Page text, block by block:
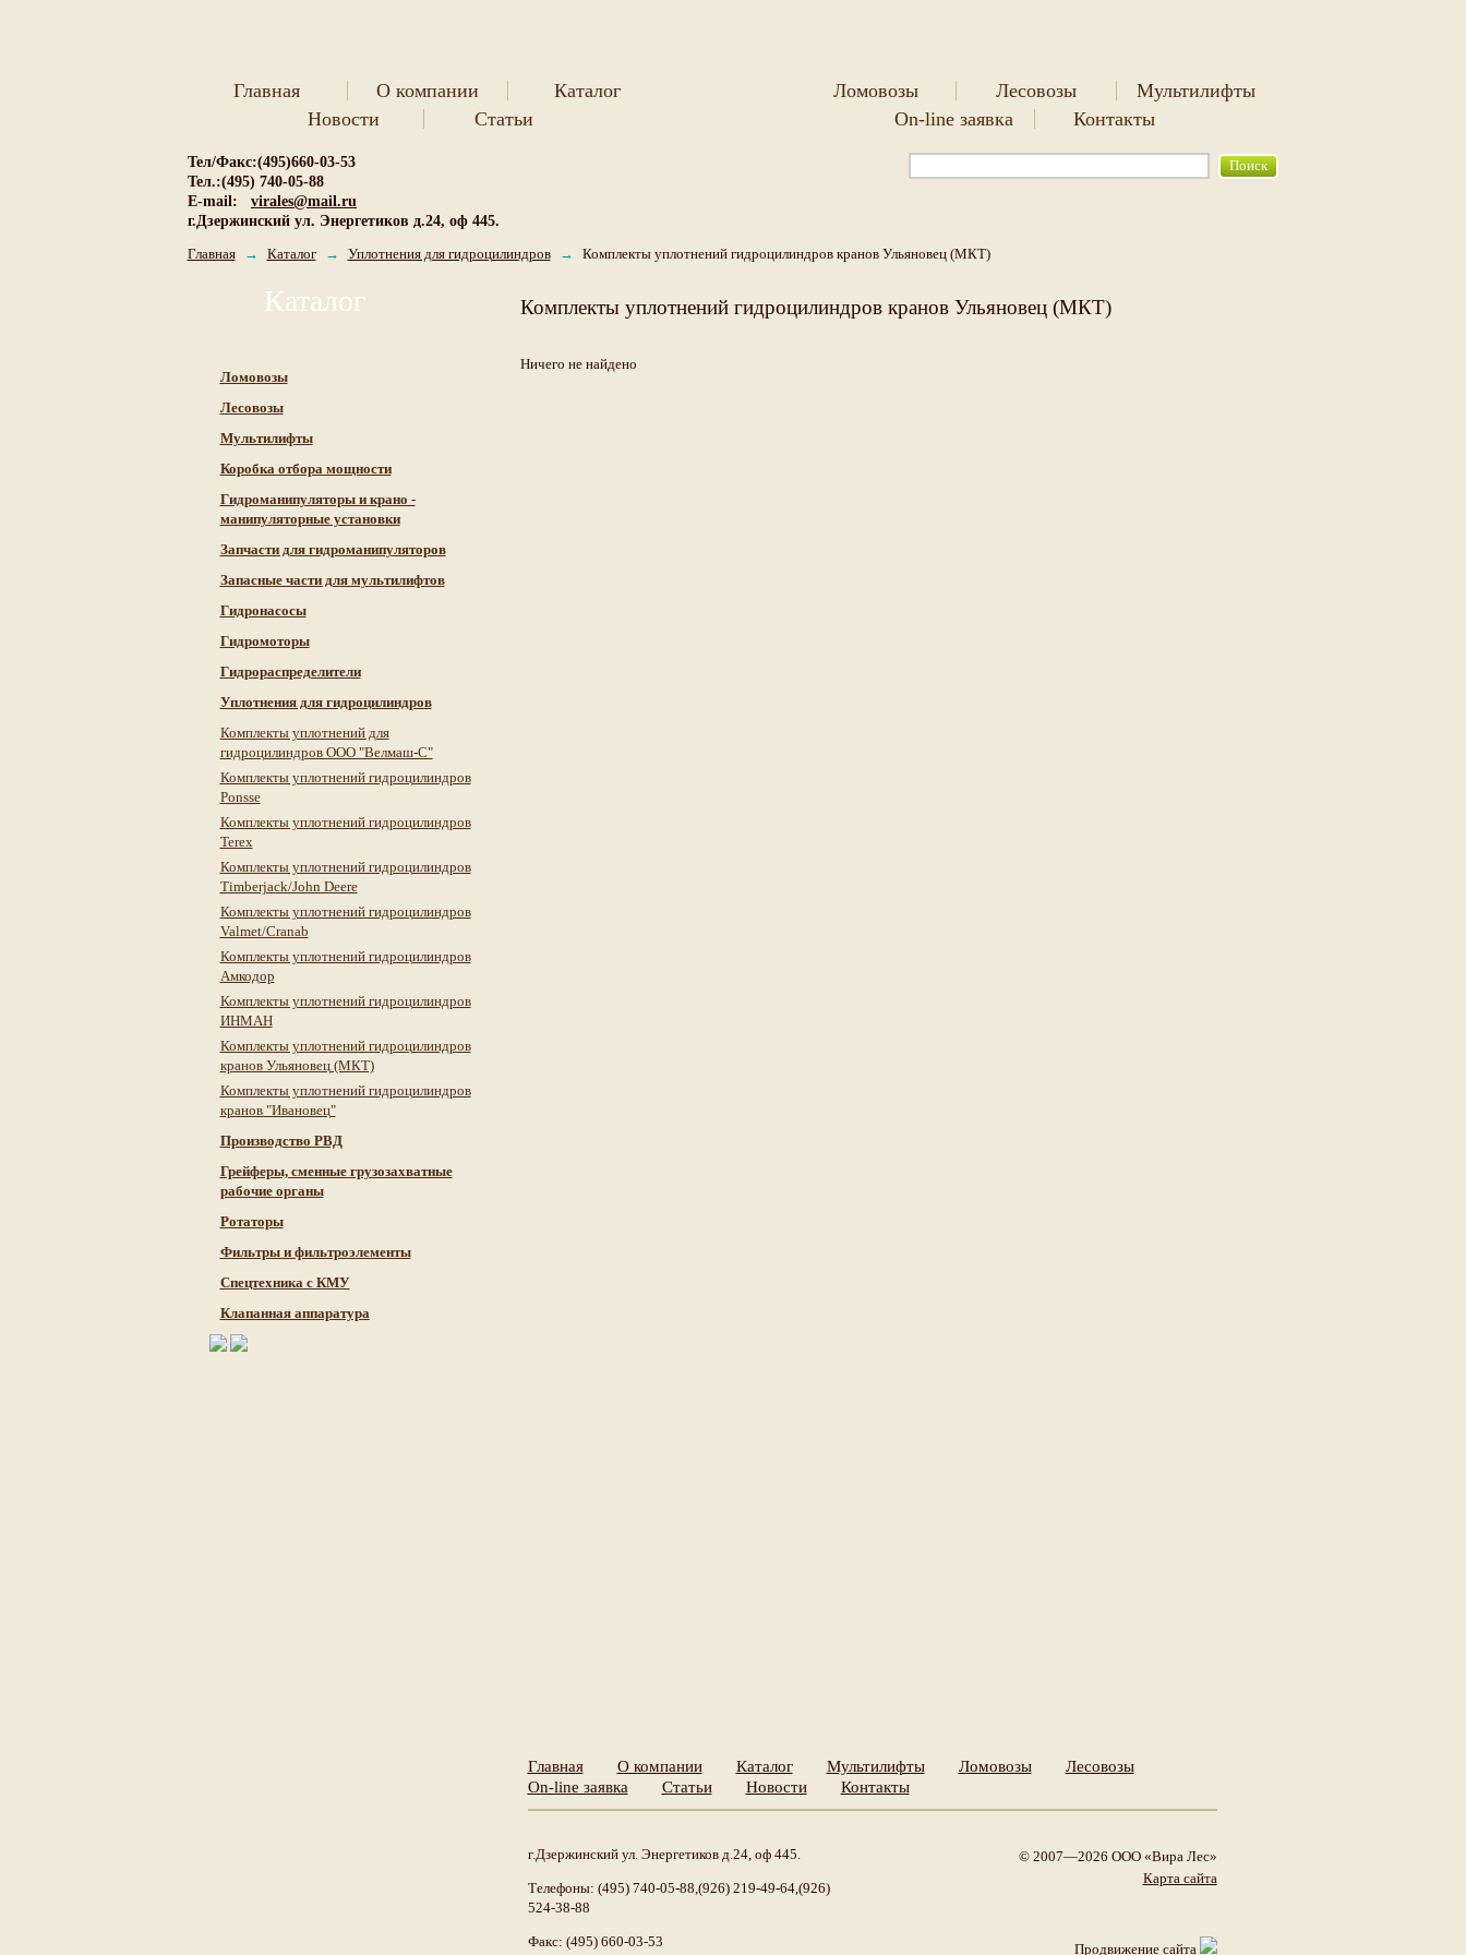
Новости Статьи
Главная О компании Каталог Ломовозы Лесовозы
Мультилифты
On-line заявка
Контакты
Тел/Факс:(495)660-03-53
Тел.:(495) 740-05-88
E-mail:
virales@mail.ru
г.Дзержинский ул. Энергетиков д.24, оф 445.
Главная
→ Каталог → Уплотнения для гидроцилиндров → Комплекты уплотнений гидроцилиндров кранов Ульяновец (МКТ)
Каталог
Ломовозы
Лесовозы
Мультилифты
Коробка отбора мощности
Гидроманипуляторы и крано -
манипуляторные установки
Запчасти для гидроманипуляторов
Запасные части для мультилифтов
Гидронасосы
Гидромоторы
Гидрораспределители
Уплотнения для гидроцилиндров
Комплекты уплотнений для
гидроцилиндров ООО "Велмаш-С"
Комплекты уплотнений гидроцилиндров
Ponsse
Комплекты уплотнений гидроцилиндров
Terex
Комплекты уплотнений гидроцилиндров
Timberjack/John Deere
Комплекты уплотнений гидроцилиндров
Valmet/Cranab
Комплекты уплотнений гидроцилиндров
Амкодор
Комплекты уплотнений гидроцилиндров
ИНМАН
Комплекты уплотнений гидроцилиндров
кранов Ульяновец (МКТ)
Комплекты уплотнений гидроцилиндров
кранов "Ивановец"
Производство РВД
Грейферы, сменные грузозахватные
рабочие органы
Ротаторы
Фильтры и фильтроэлементы
Cпецтехника с КМУ
Клапанная аппаратура
Комплекты уплотнений гидроцилиндров кранов Ульяновец (МКТ)
Ничего не найдено
Главная О компании Каталог Мультилифты Ломовозы
Лесовозы
On-line заявка
Статьи Новости Контакты
г.Дзержинский ул. Энергетиков д.24, оф 445.
Телефоны: (495) 740-05-88,(926) 219-49-64,(926)
524-38-88
Факс: (495) 660-03-53
© 2007—2026 ООО «Вира Лес»
Карта сайта
Продвижение сайта